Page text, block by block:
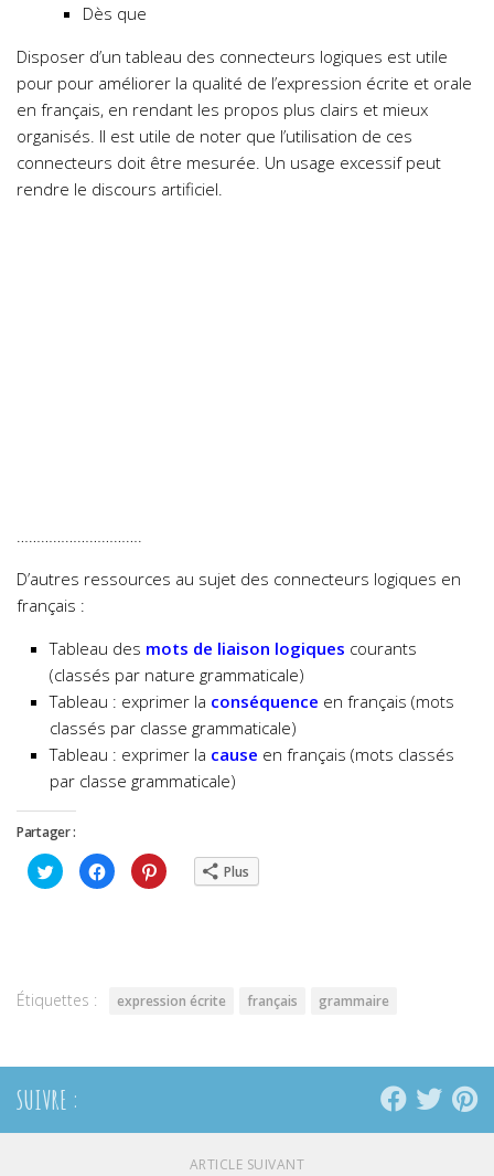
Dès que
Disposer d’un tableau des connecteurs logiques est utile
pour pour améliorer la qualité de l’expression écrite et orale
en français, en rendant les propos plus clairs et mieux
organisés. Il est utile de noter que l’utilisation de ces
connecteurs doit être mesurée. Un usage excessif peut
rendre le discours artificiel.
………………………….
D’autres ressources au sujet des connecteurs logiques en
français :
Tableau des mots de liaison logiques courants
(classés par nature grammaticale)
Tableau : exprimer la conséquence en français (mots
classés par classe grammaticale)
Tableau : exprimer la cause en français (mots classés
par classe grammaticale)
Partager :
Cliquez
pour
partager
Cliquez
pour
partager
Cliquez
pour Plus
Étiquettes : expression écrite français grammaire
SUIVRE :
ARTICLE SUIVANT